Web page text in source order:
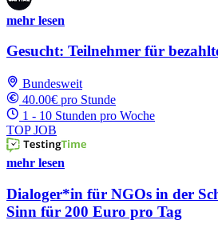
mehr lesen
Gesucht: Teilnehmer für
Bundesweit
40.00€ pro Stunde
1 - 10 Stunden pro Woche
TOP JOB
mehr lesen
Dialoger*in für NGOs in der
Sinn für 200 Euro pro Tag